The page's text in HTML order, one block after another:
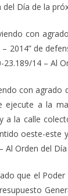
Día de la
con
de
14 – Al
con
ejecute a la
a la calle
oeste-
Orden del
que el